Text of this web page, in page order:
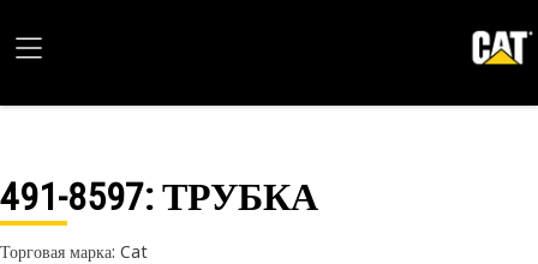
491-8597: ТРУБКА
Торговая марка: Cat